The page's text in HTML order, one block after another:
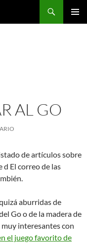
AL GO
de artículos sobre
d El correo de las
aburridas de
Go o de la madera de
interesantes con
el juego favorito de